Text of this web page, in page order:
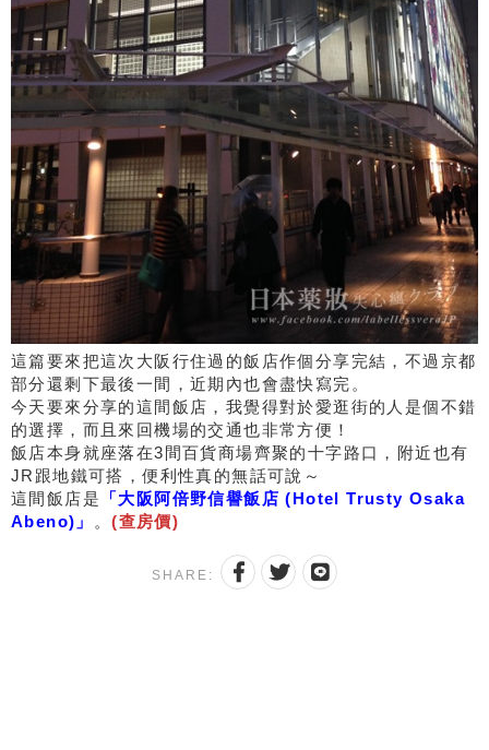
這篇要來把這次大阪行住過的飯店作個分享完結，不過京都
部分還剩下最後一間，近期內也會盡快寫完。
今天要來分享的這間飯店，我覺得對於愛逛街的人是個不錯
的選擇，而且來回機場的交通也非常方便！
飯店本身就座落在3間百貨商場齊聚的十字路口，附近也有
JR跟地鐵可搭，便利性真的無話可說～
這間飯店是
「大阪阿倍野信譽飯店 (Hotel Trusty Osaka
Abeno)」
。(查房價)
SHARE: